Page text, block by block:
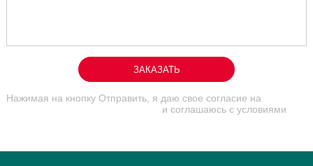
ЗАКАЗАТЬ
Нажимая на кнопку Отправить, я даю свое согласие на
и соглашаюсь с условиями